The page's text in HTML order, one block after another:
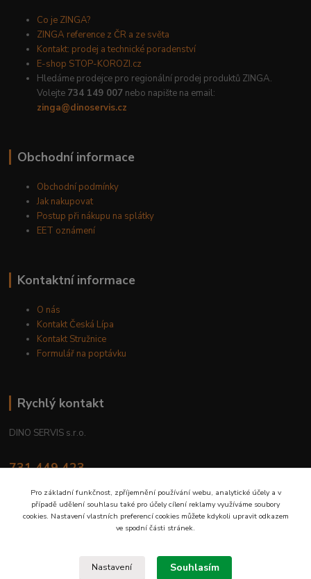
Co je ZINGA?
ZINGA reference z ČR a ze světa
Kontakt: prodej a technické poradenství
E-shop STOP-KOROZI.cz
Hledáme prodejce pro regionální prodej produktů ZINGA.
Volejte 734 149 007 nebo napište na email:
zinga@dinoservis.cz
Obchodní informace
Obchodní podmínky
Jak nakupovat
Postup při nákupu na splátky
EET oznámení
Kontaktní informace
O nás
Kontakt Česká Lípa
Kontakt Stružnice
Formulář na poptávku
Rychlý kontakt
DINO SERVIS s.r.o.
731 449 423
prodejna@dinoservis.cz
Pro základní funkčnost, zpříjemnění používání webu, analytické účely a v
případě udělení souhlasu také pro účely cílení reklamy využíváme soubory
cookies. Nastavení vlastních preferencí cookies můžete kdykoli upravit odkazem
ve spodní části stránek.
Nastavení Souhlasím